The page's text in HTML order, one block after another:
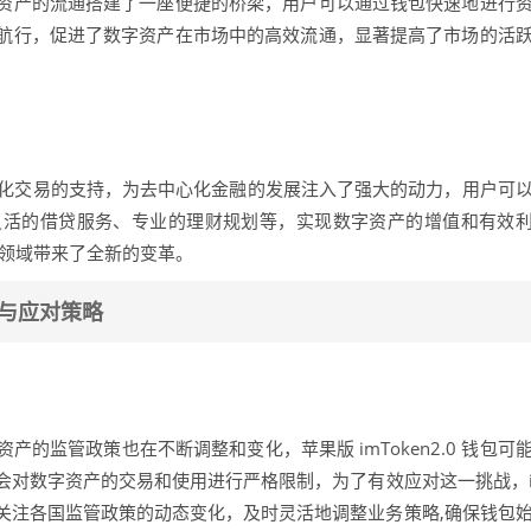
行，促进了数字资产在市场中的高效流通，显著提高了市场的活
易的支持，为去中心化金融的发展注入了强大的动力，用户可以
的借贷服务、专业的理财规划等，实现数字资产的增值和有效利
域带来了全新的变革。
应对策略
产的监管政策也在不断调整和变化，苹果版 imToken2.0 钱包可
数字资产的交易和使用进行严格限制，为了有效应对这一挑战，i
各国监管政策的动态变化，及时灵活地调整业务策略,确保钱包